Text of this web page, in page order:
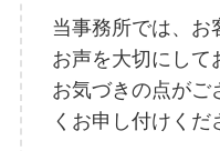
当事務所では、お
お声を大切にして
お気づきの点がご
くお申し付けくだ